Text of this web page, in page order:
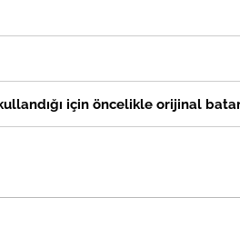
için öncelikle orijinal